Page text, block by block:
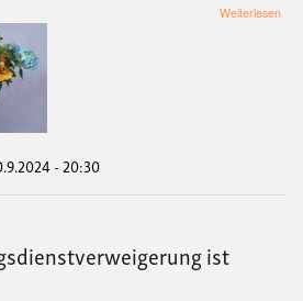
Weiterlesen
- 20:30
ist